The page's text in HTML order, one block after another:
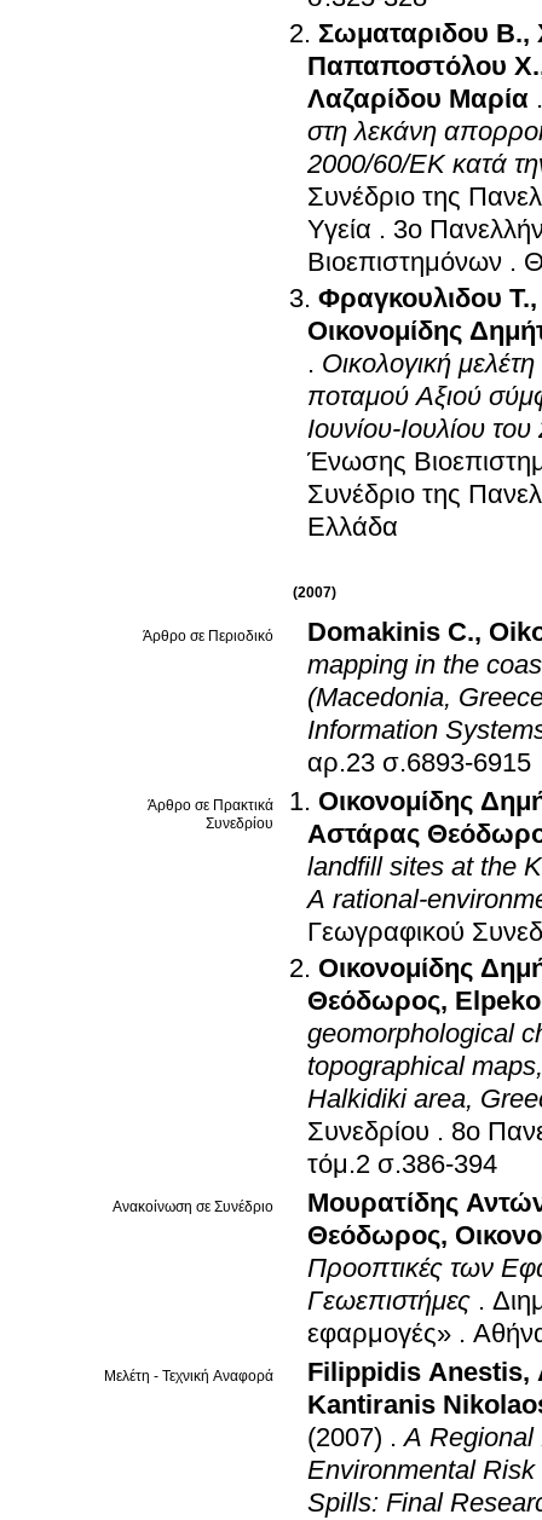
Σωματαριδου Β.,
Παπαποστόλου Χ.
Λαζαρίδου Μαρία
στη λεκάνη
2000/60/ΕΚ κατά
Συνέδριο της
Υγεία . 3ο
Βιοεπιστημόνων .
Φραγκουλιδου Τ.
Οικονομίδης
. Οικολογική
ποταμού Αξιού
Ιουνίου-Ιουλίου
Ένωσης
Συνέδριο της
Ελλάδα
(2007)
Άρθρο σε Περιοδικό Domakinis C.,
mapping in the
(Macedonia,
Information
αρ.23 σ.6893-6915
Άρθρο σε Πρακτικά
Συνεδρίου
Οικονομίδης
Αστάρας
landfill sites at the
A rational-
Γεωγραφικού
Οικονομίδης
Θεόδωρος,
geomorphological
topographical
Halkidiki area,
Συνεδρίου . 8ο
τόμ.2 σ.386-394
Ανακοίνωση σε Συνέδριο
Μουρατίδης
Θεόδωρος,
Προοπτικές των
Γεωεπιστήμες .
εφαρμογές» .
Μελέτη - Τεχνική Αναφορά Filippidis Anestis,
Kantiranis
(2007) .A Regional
Environmental
Spills: Final